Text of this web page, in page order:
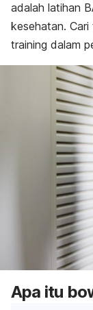
adalah latihan
kesehatan.
training dalam
Apa itu